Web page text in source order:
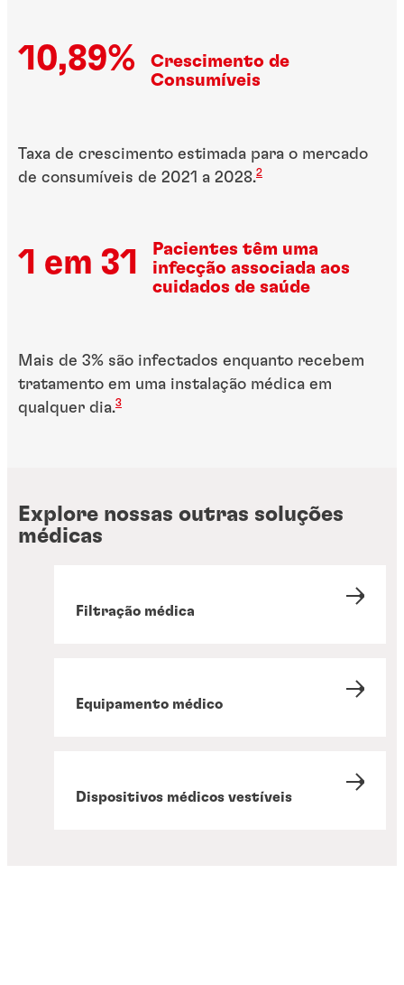
10,89%
Crescimento de
Consumíveis
Taxa de crescimento estimada para o mercado
de consumíveis de 2021 a 2028.2
1 em 31
Pacientes têm uma
infecção associada aos
cuidados de saúde
Mais de 3% são infectados enquanto recebem
tratamento em uma instalação médica em
qualquer dia.3
Explore nossas outras soluções
médicas
Filtração médica
Equipamento médico
Dispositivos médicos vestíveis